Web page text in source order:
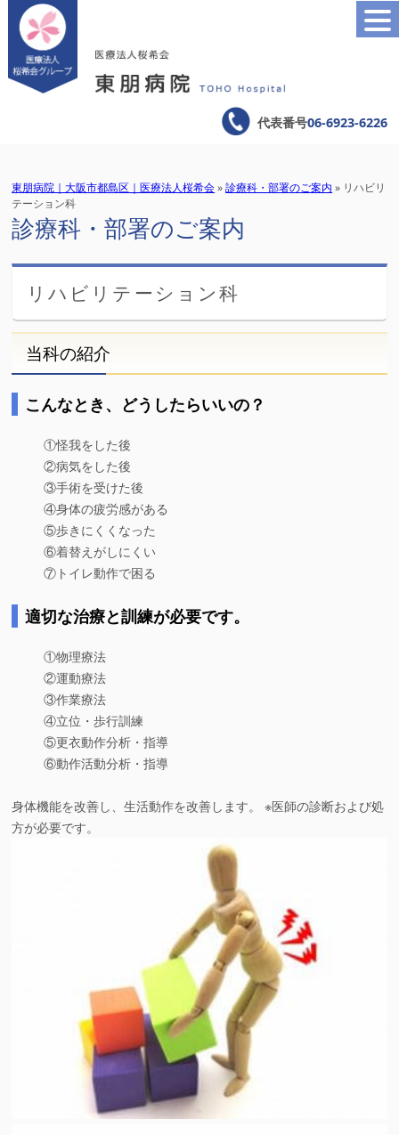
代表番号06-6923-6226
東朋病院｜大阪市都島区｜医療法人桜希会»診療科・部署のご案内 » リハビリ
テーション科
診療科・部署のご案内
リハビリテーション科
当科の紹介
こんなとき、どうしたらいいの？
①怪我をした後
②病気をした後
③手術を受けた後
④身体の疲労感がある
⑤歩きにくくなった
⑥着替えがしにくい
⑦トイレ動作で困る
適切な治療と訓練が必要です。
①物理療法
②運動療法
③作業療法
④立位・歩行訓練
⑤更衣動作分析・指導
⑥動作活動分析・指導
身体機能を改善し、生活動作を改善します。 ※医師の診断および処
方が必要です。